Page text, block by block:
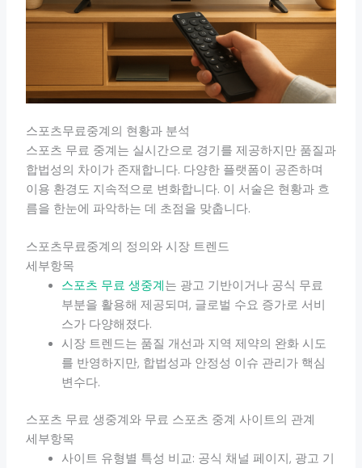
스포츠무료중계의 현황과 분석
스포츠 무료 중계는 실시간으로 경기를 제공하지만 품질과
합법성의 차이가 존재합니다. 다양한 플랫폼이 공존하며
이용 환경도 지속적으로 변화합니다. 이 서술은 현황과 흐
름을 한눈에 파악하는 데 초점을 맞춥니다.
스포츠무료중계의 정의와 시장 트렌드
세부항목
스포츠 무료 생중계 는 광고 기반이거나 공식 무료
부분을 활용해 제공되며, 글로벌 수요 증가로 서비
스가 다양해졌다.
시장 트렌드는 품질 개선과 지역 제약의 완화 시도
를 반영하지만, 합법성과 안정성 이슈 관리가 핵심
변수다.
스포츠 무료 생중계와 무료 스포츠 중계 사이트의 관계
세부항목
사이트 유형별 특성 비교: 공식 채널 페이지, 광고 기